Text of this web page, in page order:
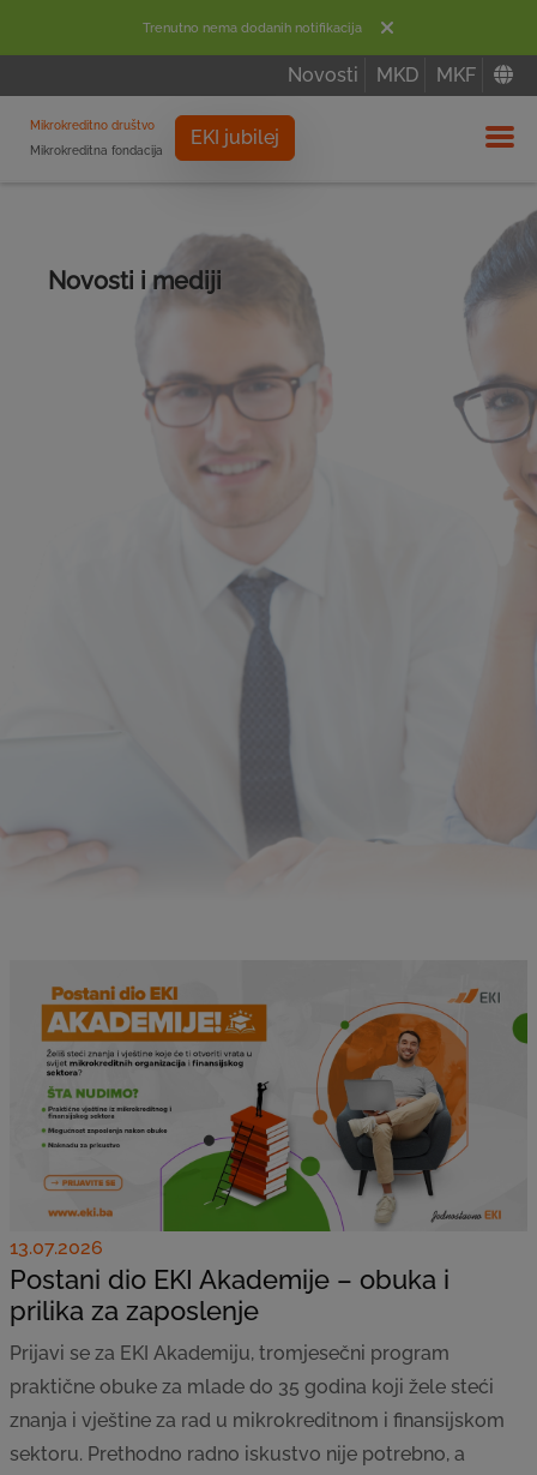
Trenutno nema dodanih notifikacija
Novosti MKD MKF
Mikrokreditno društvo
Mikrokreditna fondacija
EKI jubilej
Novosti i mediji
13.07.2026
Postani dio EKI Akademije – obuka i
prilika za zaposlenje
Prijavi se za EKI Akademiju, tromjesečni program
praktične obuke za mlade do 35 godina koji žele steći
znanja i vještine za rad u mikrokreditnom i finansijskom
sektoru. Prethodno radno iskustvo nije potrebno, a